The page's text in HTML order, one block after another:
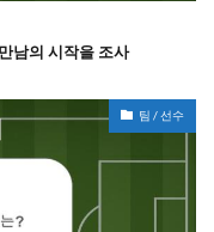
남의 시작을 조사
팀 / 선수